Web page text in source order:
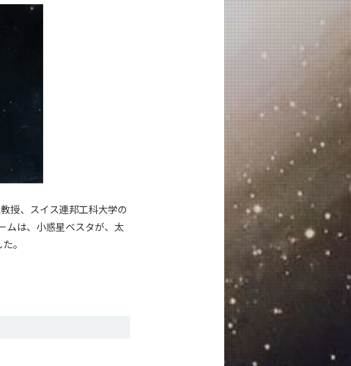
授、スイス連邦工科大学の
は、小惑星ベスタが、太
。